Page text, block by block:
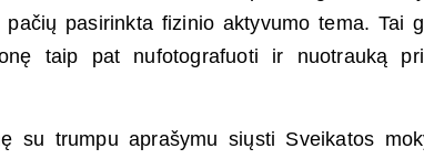
pačių pasirinkta fizinio aktyvumo tema. Tai
taip pat nufotografuoti ir nuotrauką
su trumpu aprašymu siųsti Sveikatos